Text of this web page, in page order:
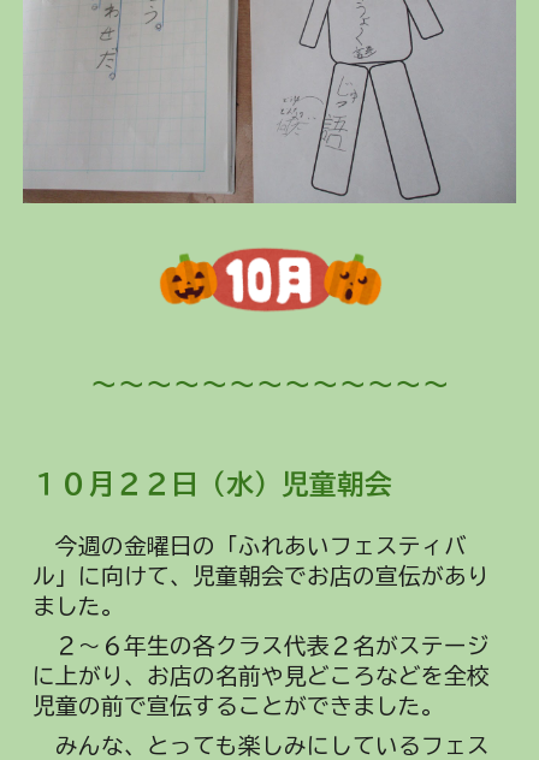
～～～～～～～～～～～～～
１０月２ ２ 日（ 水）児童朝会
今週の金曜日の「ふれあいフェスティバ
ル」に向けて、児童朝会でお店の宣伝があり
ました。
２～６年生の各クラス代表２名がステージ
に上がり、お店の名前や見どころなどを全校
児童の前で宣伝することができました。
みんな、とっても楽しみにしているフェス